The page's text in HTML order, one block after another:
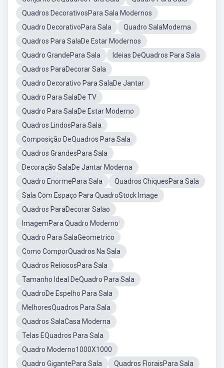
Quadros DecorativosPara Sala Modernos
Quadro DecorativoPara Sala
Quadro SalaModerna
Quadros Para SalaDe Estar Modernos
Quadro GrandePara Sala
Ideias DeQuadros Para Sala
Quadros ParaDecorar Sala
Quadro Decorativo Para SalaDe Jantar
Quadro Para SalaDe TV
Quadro Para SalaDe Estar Moderno
Quadros LindosPara Sala
Composição DeQuadros Para Sala
Quadros GrandesPara Sala
Decoração SalaDe Jantar Moderna
Quadro EnormePara Sala
Quadros ChiquesPara Sala
Sala Com Espaço Para QuadroStock Image
Quadros ParaDecorar Salao
ImagemPara Quadro Moderno
Quadro Para SalaGeometrico
Como ComporQuadros Na Sala
Quadros ReliososPara Sala
Tamanho Ideal DeQuadro Para Sala
QuadroDe Espelho Para Sala
MelhoresQuadros Para Sala
Quadros SalaCasa Moderna
Telas EQuadros Para Sala
Quadro Moderno1000X1000
Quadro GigantePara Sala
Quadros FloraisPara Sala